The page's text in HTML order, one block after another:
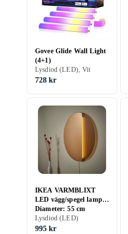
Govee Glide Wall Light
(4+1)
Lysdiod (LED), Vit
728 kr
IKEA VARMBLIXT
LED vägg/spegel lampa
Diameter: 55 cm
Lysdiod (LED)
995 kr